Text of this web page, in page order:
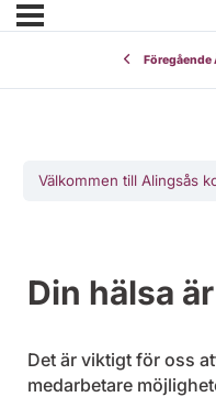
Föregående
Välkommen till Alingsås
Din hälsa
Det är viktigt för oss
medarbetare